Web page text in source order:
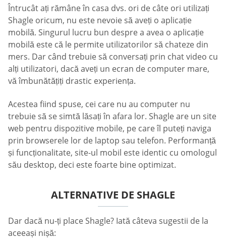
Întrucât ați rămâne în casa dvs. ori de câte ori utilizați
Shagle oricum, nu este nevoie să aveți o aplicație
mobilă. Singurul lucru bun despre a avea o aplicație
mobilă este că le permite utilizatorilor să chateze din
mers. Dar când trebuie să conversați prin chat video cu
alți utilizatori, dacă aveți un ecran de computer mare,
vă îmbunătățiți drastic experiența.
Acestea fiind spuse, cei care nu au computer nu
trebuie să se simtă lăsați în afara lor. Shagle are un site
web pentru dispozitive mobile, pe care îl puteți naviga
prin browserele lor de laptop sau telefon. Performanță
și funcționalitate, site-ul mobil este identic cu omologul
său desktop, deci este foarte bine optimizat.
ALTERNATIVE DE SHAGLE
Dar dacă nu-ți place Shagle? Iată câteva sugestii de la
aceeași nișă: